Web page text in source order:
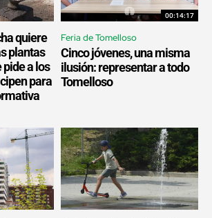
quiere
plantas
a los
para
00:14:17
Feria de Tomelloso
Cinco jóvenes, una misma
ilusión: representar a todo
Tomelloso